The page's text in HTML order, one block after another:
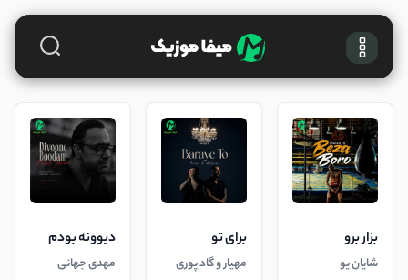
بزار برو
شایان یو
برای تو
مهیار و گاد پوری
دیوونه بودم
مهدی جهانی